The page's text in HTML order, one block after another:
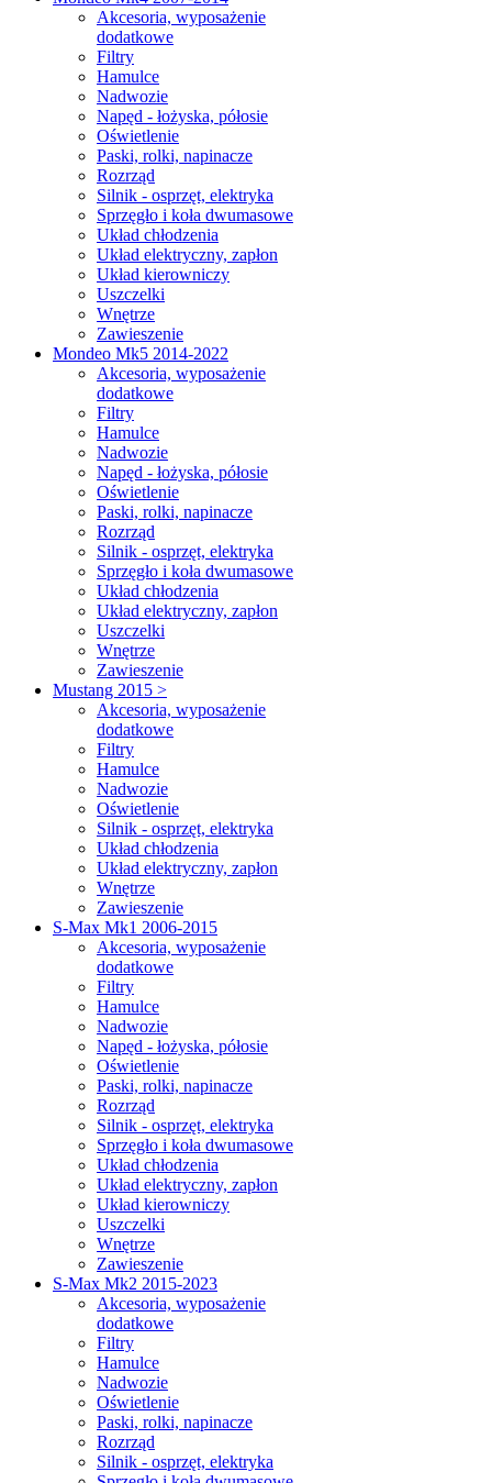
Akcesoria, wyposażenie
dodatkowe
Filtry
Hamulce
Nadwozie
Napęd - łożyska, półosie
Oświetlenie
Paski, rolki, napinacze
Rozrząd
Silnik - osprzęt, elektryka
Sprzęgło i koła dwumasowe
Układ chłodzenia
Układ elektryczny, zapłon
Układ kierowniczy
Uszczelki
Wnętrze
Zawieszenie
Mondeo Mk5 2014-2022
Akcesoria, wyposażenie
dodatkowe
Filtry
Hamulce
Nadwozie
Napęd - łożyska, półosie
Oświetlenie
Paski, rolki, napinacze
Rozrząd
Silnik - osprzęt, elektryka
Sprzęgło i koła dwumasowe
Układ chłodzenia
Układ elektryczny, zapłon
Uszczelki
Wnętrze
Zawieszenie
Mustang 2015 >
Akcesoria, wyposażenie
dodatkowe
Filtry
Hamulce
Nadwozie
Oświetlenie
Silnik - osprzęt, elektryka
Układ chłodzenia
Układ elektryczny, zapłon
Wnętrze
Zawieszenie
S-Max Mk1 2006-2015
Akcesoria, wyposażenie
dodatkowe
Filtry
Hamulce
Nadwozie
Napęd - łożyska, półosie
Oświetlenie
Paski, rolki, napinacze
Rozrząd
Silnik - osprzęt, elektryka
Sprzęgło i koła dwumasowe
Układ chłodzenia
Układ elektryczny, zapłon
Układ kierowniczy
Uszczelki
Wnętrze
Zawieszenie
S-Max Mk2 2015-2023
Akcesoria, wyposażenie
dodatkowe
Filtry
Hamulce
Nadwozie
Oświetlenie
Paski, rolki, napinacze
Rozrząd
Silnik - osprzęt, elektryka